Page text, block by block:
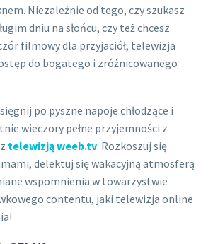
Niezależnie od tego, czy szukasz
dniu na słońcu, czy też chcesz
filmowy dla przyjaciół, telewizja
do bogatego i zróżnicowanego
po pyszne napoje chłodzące i
wieczory pełne przyjemności z
telewizją weeb.tv. Rozkoszuj się
delektuj się wakacyjną atmosferą
wspomnienia w towarzystwie
contentu, jaki telewizja online